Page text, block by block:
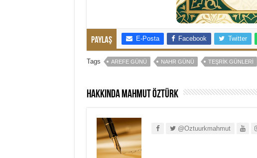
Paylaş E-Posta Facebook Twitter
Tags AREFE GÜNÜ NAHR GÜNÜ TEŞRIK GÜNLERI
Hakkında Mahmut Öztürk
@Oztuurkmahmut